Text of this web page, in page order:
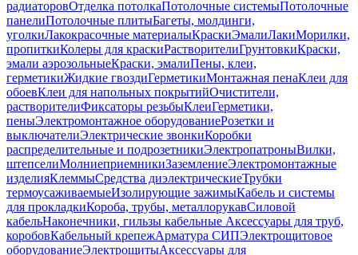
радиаторовОтделка потолкаПотолочные системыПотолочные
панелиПотолочные плитыБагеты, молдинги,
уголкиЛакокрасочные материалыКраскиЭмалиЛакиМорилки,
пропиткиКолеры для краскиРастворителиГрунтовкиКраски,
эмали аэрозольныеКраски, эмалиПены, клеи,
герметикиЖидкие гвоздиГерметикиМонтажная пенаКлеи для
обоевКлеи для напольных покрытийОчистители,
растворителиФиксаторы резьбыКлеиГерметики,
пеныЭлектромонтажное оборудованиеРозетки и
выключателиЭлектрические звонкиКоробки
распределительные и подрозетникиЭлектропатроныВилки,
штепселиМолниеприемникиЗаземлениеЭлектромонтажные
изделияКлеммыСредства диэлектрическиеТрубки
термоусаживаемыеИзолирующие зажимыКабель и системы
для прокладкиКороба, трубы, металлорукавСиловой
кабельНаконечники, гильзы кабельные Аксессуары для труб,
коробовКабельный крепежАрматура СИПЭлектрощитовое
оборудованиеЭлектрощитыАксессуары для